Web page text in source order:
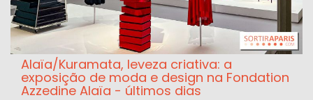
Alaïa/Kuramata, leveza criativa: a
exposição de moda e design na Fondation
Azzedine Alaïa - últimos dias